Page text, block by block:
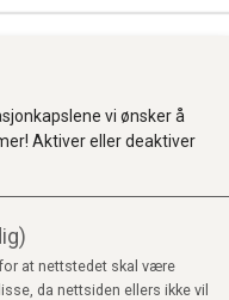
vi ønsker å
Aktiver eller deaktiver
at nettstedet skal være
da nettsiden ellers ikke vil